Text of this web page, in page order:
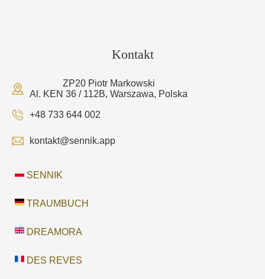
Kontakt
ZP20 Piotr Markowski
Al. KEN 36 / 112B, Warszawa, Polska
+48 733 644 002
kontakt@sennik.app
SENNIK
TRAUMBUCH
DREAMORA
DES REVES